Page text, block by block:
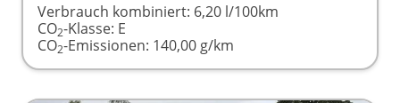
Verbrauch kombiniert: 6,20 l/100km
CO2-Klasse: E
CO2-Emissionen: 140,00 g/km